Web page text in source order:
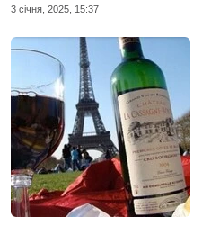
3 сiчня, 2025, 15:37